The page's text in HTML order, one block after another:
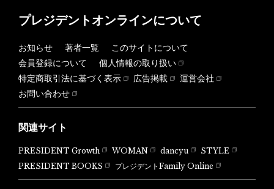
プレジデントオンラインについて
お知らせ 著者一覧
このサイトについて
会員登録について
個人情報の取り扱い
特定商取引法に基づく表示
広告掲載
運営会社
お問い合わせ
関連サイト
PRESIDENT Growth WOMAN dancyu
STYLE
PRESIDENT BOOKS
プレジデントFamily Online